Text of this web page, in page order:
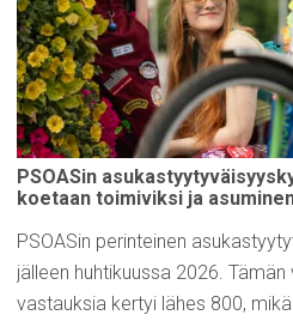
PSOASin
koetaan toimiviksi ja
PSOASin perinteinen
jälleen huhtikuussa 2026.
vastauksia kertyi lähes 800,